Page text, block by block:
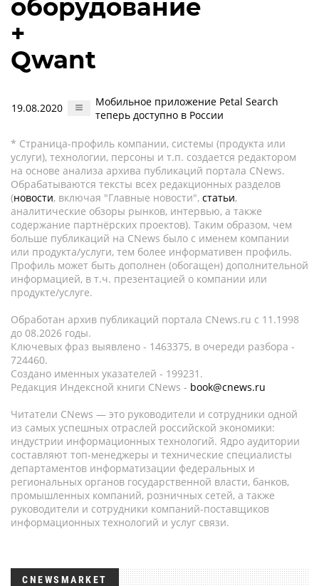
оборудование
+
Qwant
19.08.2020
Мобильное приложение Petal Search
теперь доступно в России
* Страница-профиль компании, системы (продукта или
услуги), технологии, персоны и т.п. создается редактором
на основе анализа архива публикаций портала CNews.
Обрабатываются тексты всех редакционных разделов
(новости, включая "Главные новости", статьи,
аналитические обзоры рынков, интервью, а также
содержание партнёрских проектов). Таким образом, чем
больше публикаций на CNews было с именем компании
или продукта/услуги, тем более информативен профиль.
Профиль может быть дополнен (обогащен) дополнительной
информацией, в т.ч. презентацией о компании или
продукте/услуге.
Обработан архив публикаций портала CNews.ru c 11.1998
до 08.2026 годы.
Ключевых фраз выявлено - 1463375, в очереди разбора -
724460.
Создано именных указателей - 199231.
Редакция Индексной книги CNews - book@cnews.ru
Читатели CNews — это руководители и сотрудники одной
из самых успешных отраслей российской экономики:
индустрии информационных технологий. Ядро аудитории
составляют топ-менеджеры и технические специалисты
департаментов информатизации федеральных и
региональных органов государственной власти, банков,
промышленных компаний, розничных сетей, а также
руководители и сотрудники компаний-поставщиков
информационных технологий и услуг связи.
CNEWSMARKET